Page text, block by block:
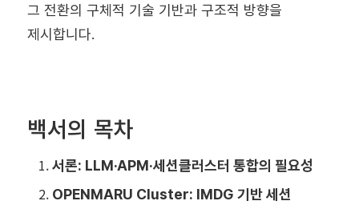
그 전환의 구체적 기술 기반과 구조적 방향을
제시합니다.
백서의 목차
서론: LLM·APM·세션클러스터 통합의 필요성
OPENMARU Cluster: IMDG 기반 세션